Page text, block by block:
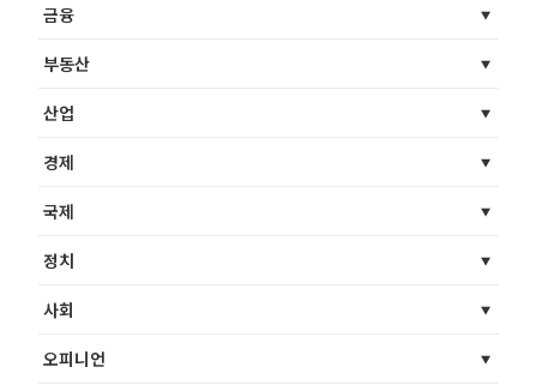
금융
부동산
산업
경제
국제
정치
사회
오피니언